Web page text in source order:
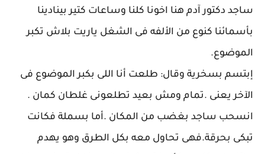
ساجد دكتور آدم هنا اخونا كلنا وساعات كتير بينادينا
بأسمائنا كنوع من الألفه فى الشغل ياريت بلاش تكبر
الموضوع.
إبتسم بسخرية وقال: طلعت أنا اللى بكبر الموضوع فى
الآخر يعنى .تمام ومش بعيد تطلعونى غلطان كمان .
انسحب ساجد بغضب من المكان .أما بسملة فكانت
تبكى بحرقة.فهى تحاول معه بكل الطرق وهو يهدم